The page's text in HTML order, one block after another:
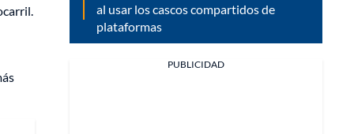
al usar los cascos compartidos de
plataformas
PUBLICIDAD